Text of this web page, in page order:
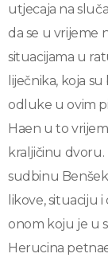
utjecaja na
da se u vrijeme
situacijama u
liječnika, koja
odluke u ovim
Haen u to
kraljičinu dvoru.
sudbinu
likove, situaciju
onom koju je u
Herucina